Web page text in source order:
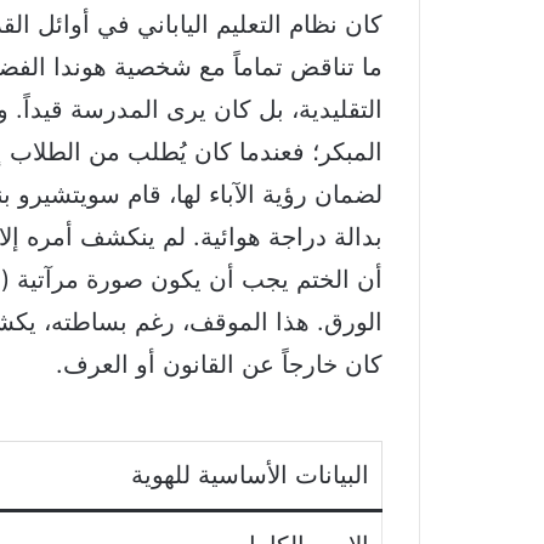
كان نظام التعليم الياباني في أوائل
ما تناقض تماماً مع شخصية هوندا
التقليدية، بل كان يرى المدرسة قيداً.
المبكر؛ فعندما كان يُطلب من الطلاب
لضمان رؤية الآباء لها، قام
بدالة دراجة هوائية. لم ينكشف أمره
أن الختم يجب أن يكون صورة
الورق. هذا الموقف، رغم بساطته،
كان خارجاً عن القانون أو العرف.
البيانات الأساسية للهوية